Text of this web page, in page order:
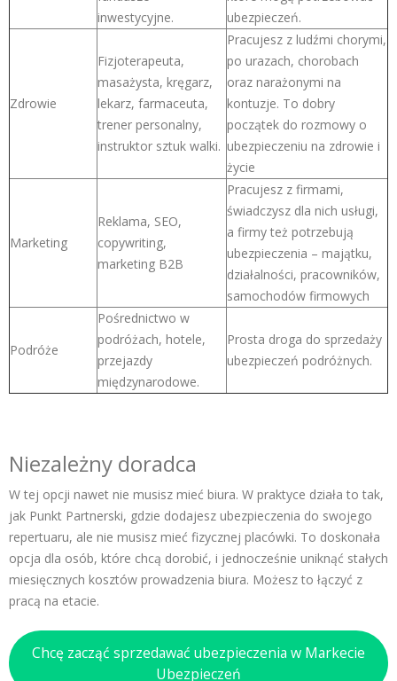
inwestycyjne.
ubezpieczeń.
Zdrowie
Fizjoterapeuta,
masażysta, kręgarz,
lekarz, farmaceuta,
trener personalny,
instruktor sztuk walki.
Pracujesz z ludźmi chorymi,
po urazach, chorobach
oraz narażonymi na
kontuzje. To dobry
początek do rozmowy o
ubezpieczeniu na zdrowie i
życie
Marketing
Reklama, SEO,
copywriting,
marketing B2B
Pracujesz z firmami,
świadczysz dla nich usługi,
a firmy też potrzebują
ubezpieczenia – majątku,
działalności, pracowników,
samochodów firmowych
Podróże
Pośrednictwo w
podróżach, hotele,
przejazdy
międzynarodowe.
Prosta droga do sprzedaży
ubezpieczeń podróżnych.
Niezależny doradca
W tej opcji nawet nie musisz mieć biura. W praktyce działa to tak,
jak Punkt Partnerski, gdzie dodajesz ubezpieczenia do swojego
repertuaru, ale nie musisz mieć fizycznej placówki. To doskonała
opcja dla osób, które chcą dorobić, i jednocześnie uniknąć stałych
miesięcznych kosztów prowadzenia biura. Możesz to łączyć z
pracą na etacie.
Chcę zacząć sprzedawać ubezpieczenia w Markecie
Ubezpieczeń